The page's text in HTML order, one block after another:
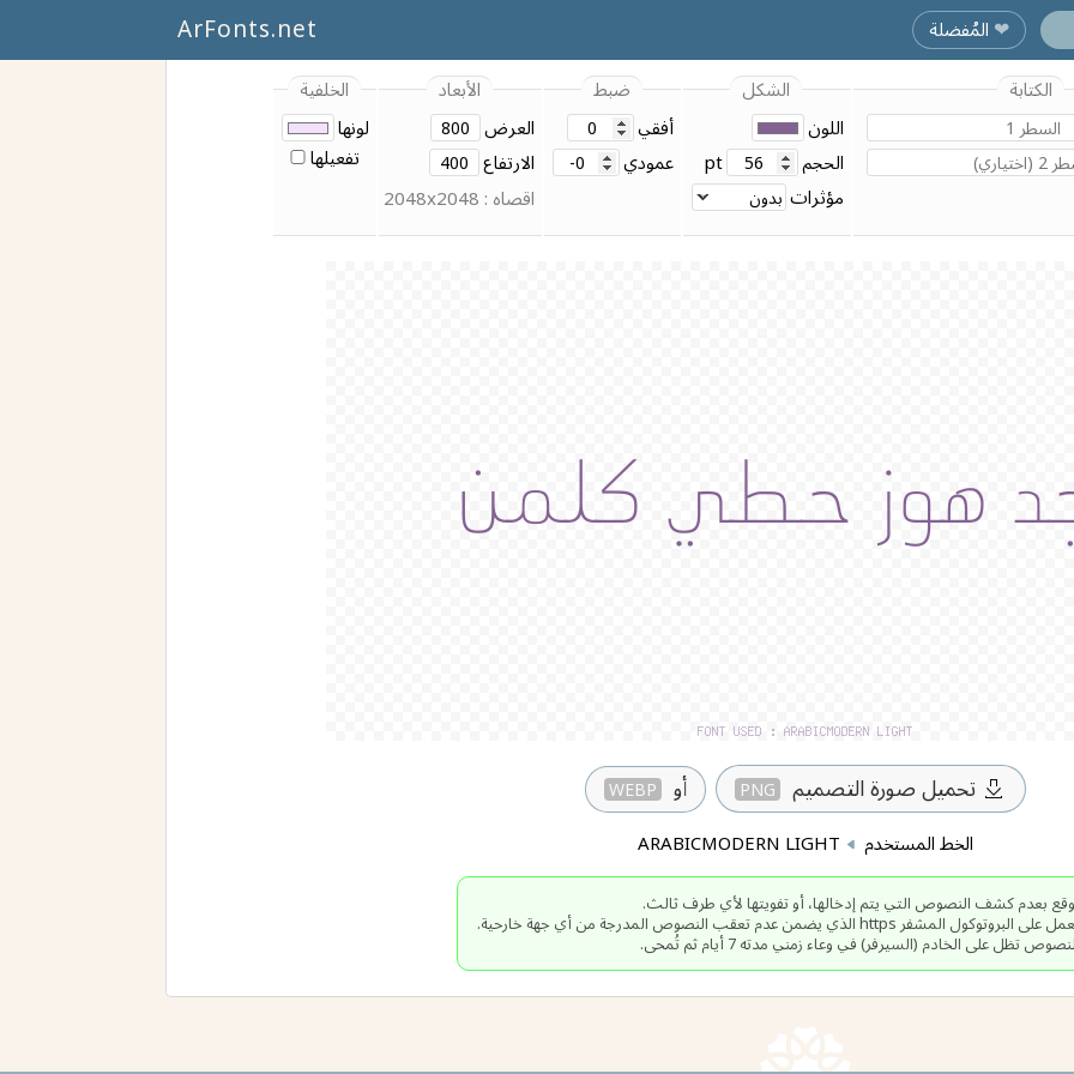
❤︎ المُفضلة ArFonts.net
الكتابة
الشكل
اللون
الحجم
pt
مؤثرات
ضبط
أفقي
عمودي
الأبعاد
العرض
الارتفاع
اقصاه : 2048x2048
الخلفية
لونها
تفعيلها
تحميل صورة التصميم PNG أو WEBP
الخط المستخدم ARABICMODERN LIGHT
تظل على الخادم (السيرفر) في وعاء زمني مدته 7 أيام ثم تُمحى.